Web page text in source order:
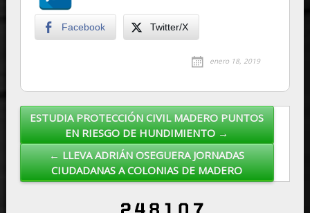
Facebook Twitter/X
enero 18, 2019
Post navigation
ESTUDIA PROTECCIÓN CIVIL MADERO PUNTOS
EN RIESGO DE HUNDIMIENTO →
← LLEVA ADRIÁN OSEGUERA JORNADAS
CIUDADANAS A COLONIAS DE MADERO